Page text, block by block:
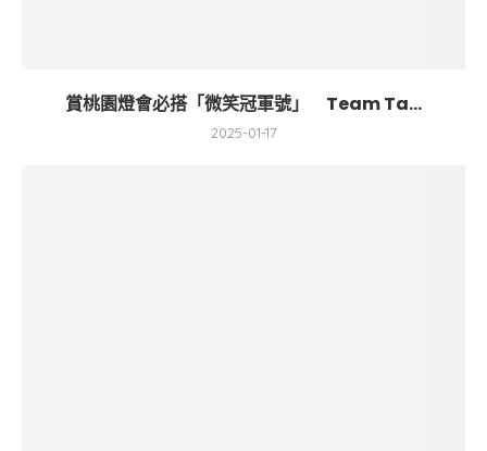
賞桃園燈會必搭「微笑冠軍號」 Team Ta...
2025-01-17